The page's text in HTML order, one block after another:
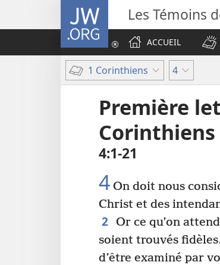
JW.ORG Les Témoins
ACCUEIL
1 Corinthiens 4
Première
Corinthiens
4​:​1-21
4 On doit nous
Christ et des
2 Or ce qu’on
soient trouvés
d’être examiné par